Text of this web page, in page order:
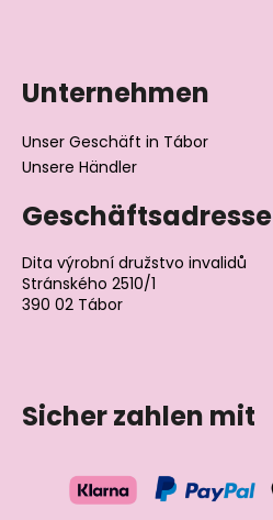
Unternehmen
Unser Geschäft in Tábor
Unsere Händler
Geschäftsadresse
Dita výrobní družstvo invalidů
Stránského 2510/1
390 02 Tábor
Sicher zahlen mit